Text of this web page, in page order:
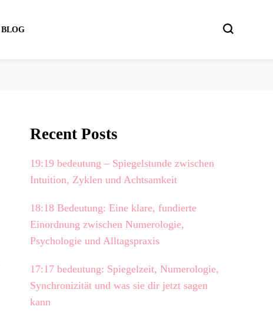
BLOG
Recent Posts
19:19 bedeutung – Spiegelstunde zwischen
Intuition, Zyklen und Achtsamkeit
18:18 Bedeutung: Eine klare, fundierte
Einordnung zwischen Numerologie,
Psychologie und Alltagspraxis
17:17 bedeutung: Spiegelzeit, Numerologie,
Synchronizität und was sie dir jetzt sagen
kann